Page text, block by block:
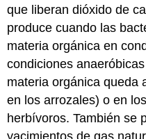
que liberan dióxido de
produce cuando las
materia orgánica en
condiciones
materia orgánica queda
en los arrozales) o en
herbívoros. También se